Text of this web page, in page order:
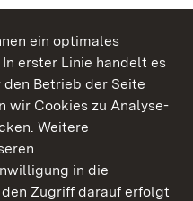
ein optimales
erster Linie handelt es
Betrieb der Seite
wir Cookies zu Analyse-
Weitere
in die
Zugriff darauf erfolgt